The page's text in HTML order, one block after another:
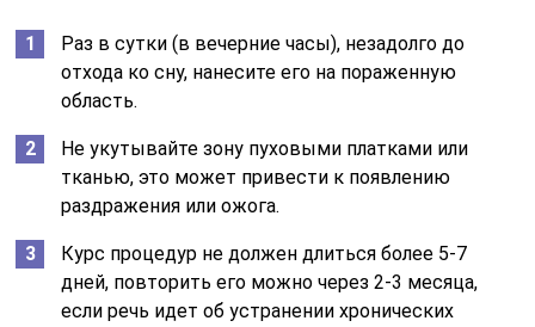
Раз в сутки (в вечерние часы), незадолго до
отхода ко сну, нанесите его на пораженную
область.
Не укутывайте зону пуховыми платками или
тканью, это может привести к появлению
раздражения или ожога.
Курс процедур не должен длиться более 5-7
дней, повторить его можно через 2-3 месяца,
если речь идет об устранении хронических